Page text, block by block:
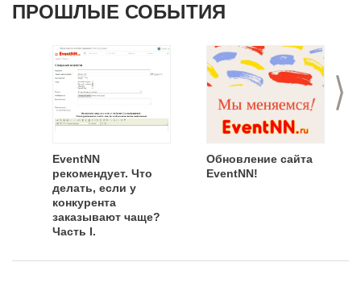
ПРОШЛЫЕ СОБЫТИЯ
>
EventNN
рекомендует. Что
делать, если у
конкурента
заказывают чаще?
Часть I.
Обновление сайта
EventNN!